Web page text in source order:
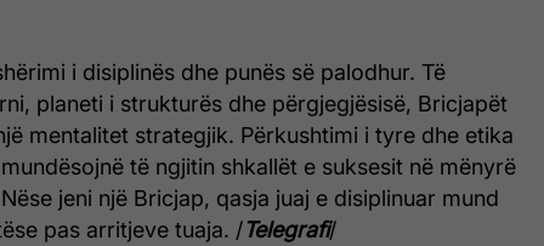
i disiplinës dhe punës së palodhur. Të
planeti i strukturës dhe përgjegjësisë, Bricjapët
mentalitet strategjik. Përkushtimi i tyre dhe etika
të ngjitin shkallët e suksesit në mënyrë
jeni një Bricjap, qasja juaj e disiplinuar mund
pas arritjeve tuaja. /Telegrafi/